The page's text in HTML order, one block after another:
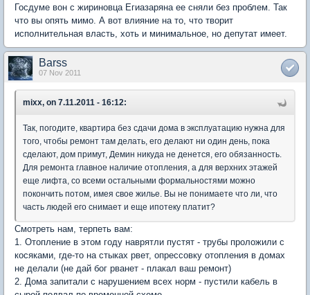
Госдуме вон с жириновца Егиазаряна ее сняли без проблем. Так
что вы опять мимо. А вот влияние на то, что творит
исполнительная власть, хоть и минимальное, но депутат имеет.
Barss
07 Nov 2011
mixx, on 7.11.2011 - 16:12:
Так, погодите, квартира без сдачи дома в эксплуатацию нужна для
того, чтобы ремонт там делать, его делают ни один день, пока
сделают, дом примут, Демин никуда не денется, его обязанность.
Для ремонта главное наличие отопления, а для верхних этажей
еще лифта, со всеми остальными формальностями можно
покончить потом, имея свое жилье. Вы не понимаете что ли, что
часть людей его снимает и еще ипотеку платит?
Смотреть нам, терпеть вам:
1. Отопление в этом году наврятли пустят - трубы проложили с
косяками, где-то на стыках рвет, опрессовку отопления в домах
не делали (не дай бог рванет - плакал ваш ремонт)
2. Дома запитали с нарушением всех норм - пустили кабель в